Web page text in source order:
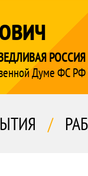
РОССИЯ
Думе ФС
/